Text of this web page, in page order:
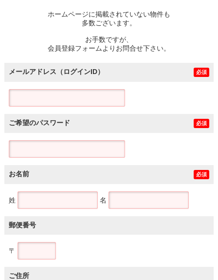
ホームページに掲載されていない物件も
多数ございます。
お手数ですが、
会員登録フォームよりお問合せ下さい。
メールアドレス（ログインID） 必須
ご希望のパスワード 必須
お名前 必須
姓 名
郵便番号
〒
ご住所